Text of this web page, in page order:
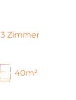
3 Zimmer
40m²